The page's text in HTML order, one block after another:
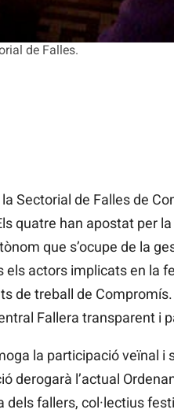
de Falles.
Sectorial de Falles de
quatre han apostat per
que s’ocupe de la
els actors implicats en la
de treball de
Fallera transparent i
la participació veïnal i
derogarà l’actual
dels fallers, col·lectius